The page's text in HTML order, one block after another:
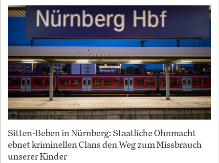
Sitten-Beben in Nürnberg: Staatliche Ohnmacht
ebnet kriminellen Clans den Weg zum Missbrauch
unserer Kinder